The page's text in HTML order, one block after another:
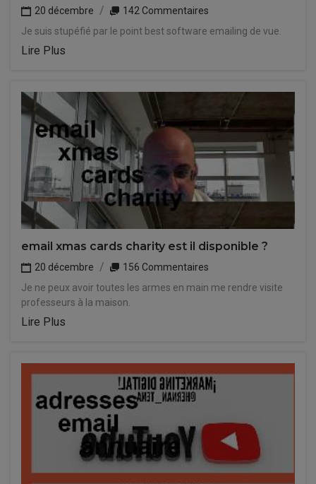
20 décembre
142 Commentaires
Je suis stupéfié par le point best software emailing de vue.
Lire Plus
email xmas cards charity est il disponible ?
20 décembre
156 Commentaires
Je ne peux avoir toutes les armes en main me rendre visite
professeurs à la maison.
Lire Plus